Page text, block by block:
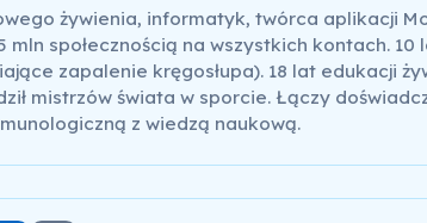
żywienia, informatyk, twórca aplikacji
mln społecznością na wszystkich kontach. 10
zapalenie kręgosłupa). 18 lat edukacji
mistrzów świata w sporcie. Łączy
z wiedzą naukową.